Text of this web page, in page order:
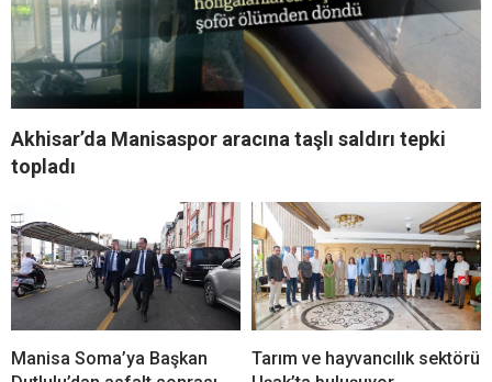
Akhisar’da Manisaspor aracına taşlı saldırı tepki
topladı
Manisa Soma’ya Başkan
Tarım ve hayvancılık sektörü